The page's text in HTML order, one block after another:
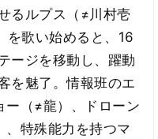
るルプス（≠川村壱
を歌い始めると、16
ージを移動し、躍動
を魅了。情報班のエ
ー（≠龍）、ドローン
、特殊能力を持つマ